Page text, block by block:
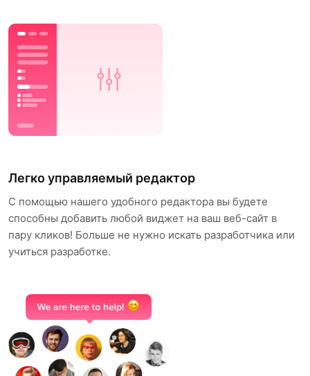
Легко управляемый редактор
С помощью нашего удобного редактора вы будете
способны добавить любой виджет на ваш веб-сайт в
пару кликов! Больше не нужно искать разработчика или
учиться разработке.